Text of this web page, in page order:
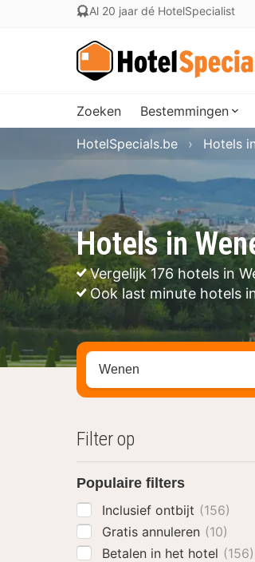
Al 20 jaar dé HotelSpecialist
Zoeken Bestemmingen
Hotels in
Vergelijk 176 hotels in
Ook last minute hotels
HotelSpecials.be Hotels
Zoek op hotel, regio of
Filter op
Populaire filters
Inclusief ontbijt (156)
Gratis annuleren (10)
Betalen in het hotel (156)